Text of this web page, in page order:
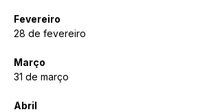
Fevereiro
28 de fevereiro
Março
31 de março
Abril